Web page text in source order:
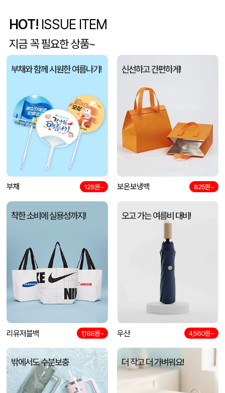
이OO 사각니들펜(0.7)
채OO 브리온 아이스큐브 2세대 여름 아이스 넥밴드 쿨러 08-07
김OO 접이식 장바구니 포켓가방 3종 1P
담OO [주문제작] 에코백 맞춤 제작 서비스 08-07
노OO 반달팬시자루부채(원형) (150Ø,160Ø,170Ø,180Ø,190Ø) 08-07
노OO 08-07
노OO 원형 로고긴팬시 (백색자루) 부채 08-07
HOT! ISSUE ITEM
지금 꼭 필요한 상품~
부채와 함께 시원한 여름나기!
부채 128원~
신선하고 간편하게!
보온보냉백 825원~
착한 소비에 실용성까지!
리유저블백 1,188원~
오고 가는 여름비 대비!
우산 4,560원~
밖에서도 수분보충 더 작고 더 가벼워요!